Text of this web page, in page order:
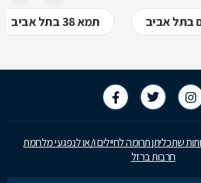
בתל אביב תמא 38 בתל אביב
שתכליתן תרומה לחיילים ו/או לנפגעי מלחמת
חרבות ברזל